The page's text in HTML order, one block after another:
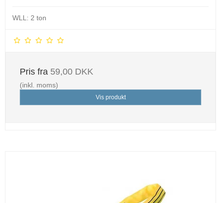
WLL: 2 ton
Pris fra 59,00 DKK
(inkl. moms)
Vis produkt